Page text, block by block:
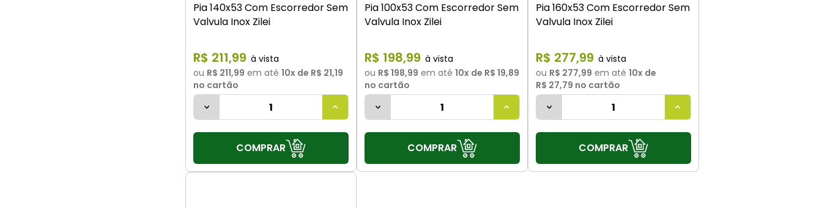
Pia 140x53 Com Escorredor Sem
Valvula Inox Zilei
R$ 211,99
ou R$ 211,99 em até 10x de R$ 21,19
no cartão
COMPRAR
Pia 100x53 Com Escorredor Sem
Valvula Inox Zilei
R$ 198,99
ou R$ 198,99 em até 10x de R$ 19,89
no cartão
COMPRAR
Pia 160x53 Com Escorredor Sem
Valvula Inox Zilei
R$ 277,99
ou R$ 277,99 em até 10x de
R$ 27,79 no cartão
COMPRAR